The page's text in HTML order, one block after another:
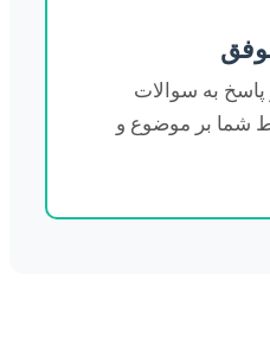
پاسخ به سوالات
شما بر موضوع و